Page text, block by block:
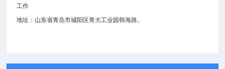
工作
地址：山东省青岛市城阳区青大工业园韩海路。